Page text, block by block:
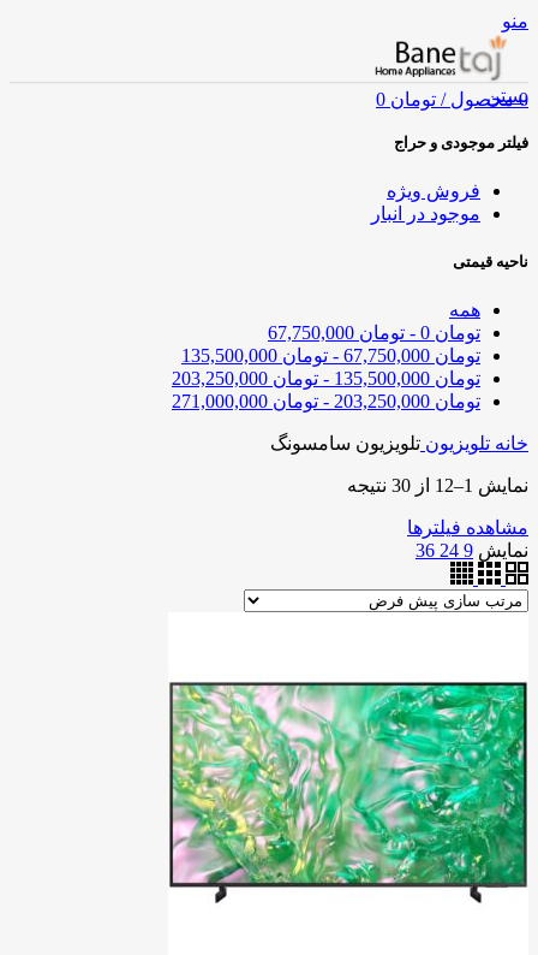
منو
0 محصول / تومان بستن
فیلتر موجودی و حراج
فروش ویژه
موجود در انبار
ناحیه قیمتی
همه
تومان
- تومان
تومان
- تومان
تومان
- تومان
تومان
- تومان
خانه تلویزیون تلویزیون سامسونگ
نمایش 1–12 از 30 نتیجه
مشاهده فیلترها
نمایش 9
24
36